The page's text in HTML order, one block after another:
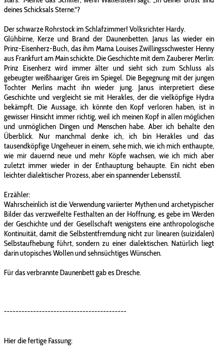
deines Schicksals Sterne.“?
Der schwarze Rohrstock im Schlafzimmer! Volksrichter Hardy.
Glühbirne, Kerze und Brand der Daunenbetten. Janus las wieder ein
Prinz-Eisenherz-Buch, das ihm Mama Louises Zwillingsschwester Henny
aus Frankfurt am Main schickte. Die Geschichte mit dem Zauberer Merlin:
Prinz Eisenherz wird immer älter und sieht sich zum Schluss als
gebeugter weißhaariger Greis im Spiegel. Die Begegnung mit der jungen
Tochter Merlins macht ihn wieder jung. Janus interpretiert diese
Geschichte und vergleicht sie mit Herakles, der die vielköpfige Hydra
bekämpft. Die Aussage, ich könnte den Kopf verloren haben, ist in
gewisser Hinsicht immer richtig, weil ich meinen Kopf in allen möglichen
und unmöglichen Dingen und Menschen habe. Aber ich behalte den
Überblick. Nur manchmal denke ich, ich bin Herakles und das
tausendköpfige Ungeheuer in einem, sehe mich, wie ich mich enthaupte,
wie mir dauernd neue und mehr Köpfe wachsen, wie ich mich aber
zuletzt immer wieder in der Enthauptung behaupte. Ein nicht eben
leichter dialektischer Prozess, aber ein spannender Lebensstil.
Erzähler:
Wahrscheinlich ist die Verwendung variierter Mythen und archetypischer
Bilder das verzweifelte Festhalten an der Hoffnung, es gebe im Werden
der Geschichte und der Gesellschaft wenigstens eine anthropologische
Kontinuität, damit die Selbstentfremdung nicht zur linearen (suizidalen)
Selbstaufhebung führt, sondern zu einer dialektischen. Natürlich liegt
darin utopisches Wollen und sehnsüchtiges Wünschen.
Für das verbrannte Daunenbett gab es Dresche.
------------------------------------------
Hier die fertige Fassung: